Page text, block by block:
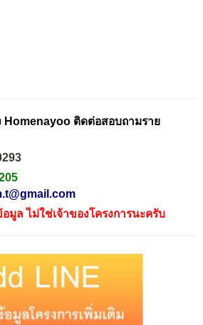
ติดต่อสอบถามราย
มูล ไม่ใช่เจ้าของโครงการนะครับ